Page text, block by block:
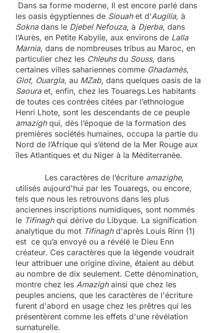
Dans sa forme moderne, Il est encore parlé dans
les oasis égyptiennes de Siouahet d’Augilia, à
Sokna dans le Djebel Nefouza, à Djerba, dans
l’Aurès, en Petite Kabylie, aux environs de Lalla
Marnia, dans de nombreuses tribus au Maroc, en
particulier chez les Chleuhsdu Souss, dans
certaines villes sahariennes comme Ghadamès,
Glot, Ouargla, au MZab, dans quelques oasis de la
Saouraet, enfin, chez les Touaregs.Les habitants
de toutes ces contrées citées par l’ethnologue
Henri Lhote, sont les descendants de ce peuple
amazighqui, dès l’époque de la formation des
premières sociétés humaines, occupa la partie du
Nord de l’Afrique qui s’étend de la Mer Rouge aux
îles Atlantiques et du Niger à la Méditerranée.
Les caractères de l’écriture amazighe,
utilisés aujourd'hui par les Touaregs, ou encore,
tels que nous les retrouvons dans les plus
anciennes inscriptions numidiques, sont nommés
le Tifinaghqui dérive du Libyque. La signification
analytique du mot Tifinagh d'après Louis Rinn (1)
est ce qu’a envoyé ou a révélé le Dieu Enn
créateur. Ces caractères que la légende voudrait
leur attribuer une origine divine, étaient au début
au nombre de dix seulement. Cette dénomination,
montre chez les Amazighainsi que chez les
peuples anciens, que les caractères de l'écriture
furent d'abord en usage chez les prêtres qui les
présentèrent comme les effets d'une révélation
surnaturelle.